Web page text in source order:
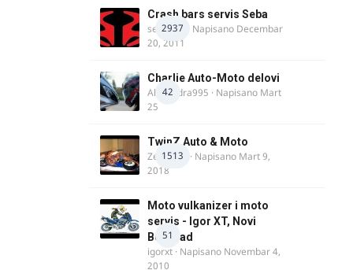
2937
Crash bars servis Seba
seba011 · Napisano Decembar
20, 2011
42
Charlie Auto-Moto delovi
Alexandra995 · Napisano Mart
25
1513
TwinZ Auto & Moto
Zeljkamp · Napisano Mart 9,
2018
51
Moto vulkanizer i moto
servis - Igor XT, Novi
Beograd
igorxt · Napisano Novembar 4,
2010